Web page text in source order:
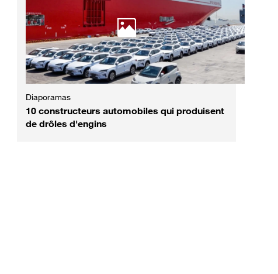
Diaporamas
10 constructeurs automobiles qui produisent
de drôles d'engins